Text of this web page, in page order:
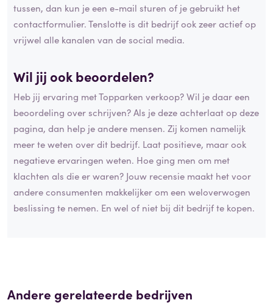
tussen, dan kun je een e-mail sturen of je gebruikt het
contactformulier. Tenslotte is dit bedrijf ook zeer actief op
vrijwel alle kanalen van de social media.
Wil jij ook beoordelen?
Heb jij ervaring met Topparken verkoop? Wil je daar een
beoordeling over schrijven? Als je deze achterlaat op deze
pagina, dan help je andere mensen. Zij komen namelijk
meer te weten over dit bedrijf. Laat positieve, maar ook
negatieve ervaringen weten. Hoe ging men om met
klachten als die er waren? Jouw recensie maakt het voor
andere consumenten makkelijker om een weloverwogen
beslissing te nemen. En wel of niet bij dit bedrijf te kopen.
Andere gerelateerde bedrijven